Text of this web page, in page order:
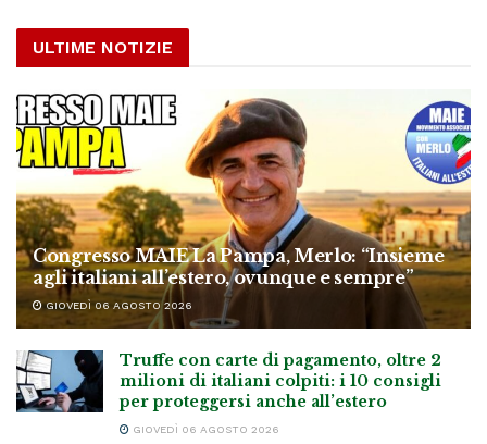
ULTIME NOTIZIE
Congresso MAIE La Pampa, Merlo: “Insieme
agli italiani all’estero, ovunque e sempre”
GIOVEDÌ 06 AGOSTO 2026
Truffe con carte di pagamento, oltre 2
milioni di italiani colpiti: i 10 consigli
per proteggersi anche all’estero
GIOVEDÌ 06 AGOSTO 2026